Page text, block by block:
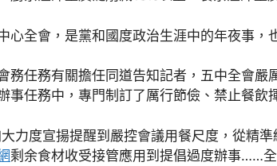
心全會，是黨和國度政治生涯中的年夜事，
務任務有關擔任同道告知記者，五中全會嚴
事任務中，專門制訂了厲行節儉、禁止餐飲
大力度宣揚提醒到嚴控會議用餐尺度，從精
剩余食材收受接管應用到提倡過度辦事……